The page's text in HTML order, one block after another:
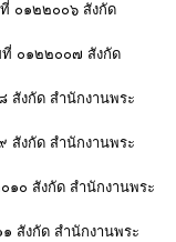
ที่ ๐๑๒๒๐๐๖ สังกัด
ที่ ๐๑๒๒๐๐๗ สังกัด
สังกัด สำนักงานพระ
สังกัด สำนักงานพระ
๑๐ สังกัด สำนักงานพระ
สังกัด สำนักงานพระ